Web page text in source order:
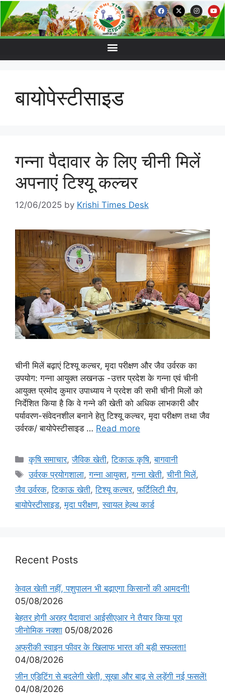
बायोपेस्टीसाइड
गन्ना पैदावार के लिए चीनी मिलें
अपनाएं टिश्यू कल्चर
12/06/2025 by Krishi Times Desk
चीनी मिलें बढ़ाएं टिश्यू कल्चर, मृदा परीक्षण और जैव उर्वरक का
उपयोग: गन्ना आयुक्त लखनऊ -उत्तर प्रदेश के गन्ना एवं चीनी
आयुक्त प्रमोद कुमार उपाध्याय ने प्रदेश की सभी चीनी मिलों को
निर्देशित किया है कि वे गन्ने की खेती को अधिक लाभकारी और
पर्यावरण-संवेदनशील बनाने हेतु टिश्यू कल्चर, मृदा परीक्षण तथा जैव
उर्वरक/ बायोपेस्टीसाइड … Read more
कृषि समाचार,जैविक खेती,टिकाऊ कृषि,बागवानी
उर्वरक प्रयोगशाला,गन्ना आयुक्त,गन्ना खेती,चीनी मिलें,
जैव उर्वरक,टिकाऊ खेती,टिश्यू कल्चर,फर्टिलिटी मैप,
बायोपेस्टीसाइड,मृदा परीक्षण,स्वायल हेल्थ कार्ड
Recent Posts
केवल खेती नहीं, पशुपालन भी बढ़ाएगा किसानों की आमदनी!
05/08/2026
बेहतर होगी अरहर पैदावार! आईसीएआर ने तैयार किया पूरा
जीनोमिक नक्शा 05/08/2026
अफ्रीकी स्वाइन फीवर के खिलाफ भारत की बड़ी सफलता!
04/08/2026
जीन एडिटिंग से बदलेगी खेती, सूखा और बाढ़ से लड़ेंगी नई फसलें!
04/08/2026